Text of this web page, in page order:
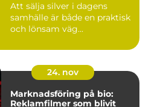
Att sälja silver i dagens
samhälle är både en praktisk
och lönsam väg...
24. nov
Marknadsföring på bio:
Reklamfilmer som blivit